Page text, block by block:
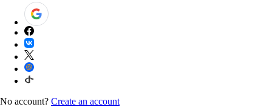
No account? Create an account